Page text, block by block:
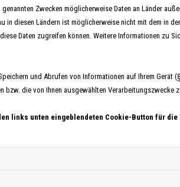
der Stützpunkte wieder
war der 03.10. jeden Jahres ein
in diesem Jahr trafen sich
Nordsee in Verden (Aller). In der Aller-
waren hier alle drei Stützpunkt der
Zwecken möglicherweise Daten an Länder
diesen Ländern ist möglicherweise nicht mit dem in
Daten zugreifen können. Weitere Informationen zu
und Abrufen von Informationen auf Ihrem Gerät
die von Ihnen ausgewählten Verarbeitungszwecke
links unten eingeblendeten Cookie-Button für